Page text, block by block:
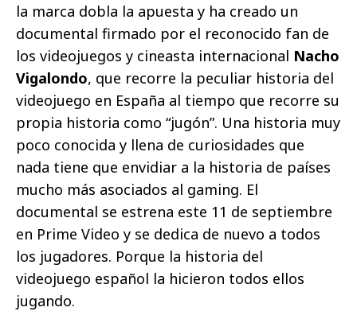
la marca dobla la apuesta y ha creado un
documental firmado por el reconocido fan de
los videojuegos y cineasta internacional Nacho
Vigalondo, que recorre la peculiar historia del
videojuego en España al tiempo que recorre su
propia historia como “jugón”. Una historia muy
poco conocida y llena de curiosidades que
nada tiene que envidiar a la historia de países
mucho más asociados al gaming. El
documental se estrena este 11 de septiembre
en Prime Video y se dedica de nuevo a todos
los jugadores. Porque la historia del
videojuego español la hicieron todos ellos
jugando.